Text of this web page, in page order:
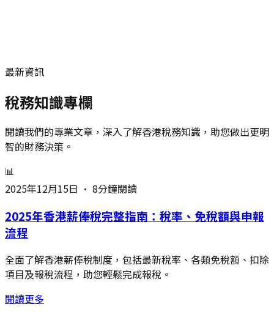
最新資訊
稅務知識專欄
閱讀我們的專業文章，深入了解香港稅務知識，助您做出更明
智的財務決策。
📊
2025年12月15日 • 8分鐘閱讀
2025年香港薪俸稅完整指南：稅率、免稅額與申報
流程
全面了解香港薪俸稅制度，包括最新稅率、各類免稅額、扣除
項目及報稅流程，助您輕鬆完成報稅。
閱讀更多